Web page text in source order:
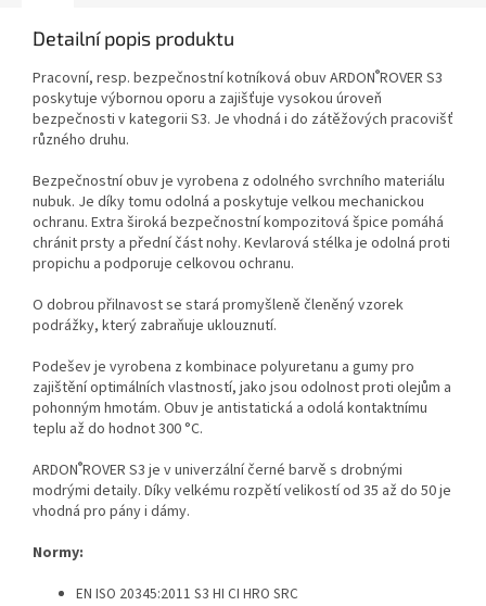
Detailní popis produktu
Pracovní, resp. bezpečnostní kotníková obuv ARDON®ROVER S3
poskytuje výbornou oporu a zajišťuje vysokou úroveň
bezpečnosti v kategorii S3. Je vhodná i do zátěžových pracovišť
různého druhu.
Bezpečnostní obuv je vyrobena z odolného svrchního materiálu
nubuk. Je díky tomu odolná a poskytuje velkou mechanickou
ochranu. Extra široká bezpečnostní kompozitová špice pomáhá
chránit prsty a přední část nohy. Kevlarová stélka je odolná proti
propichu a podporuje celkovou ochranu.
O dobrou přilnavost se stará promyšleně členěný vzorek
podrážky, který zabraňuje uklouznutí.
Podešev je vyrobena z kombinace polyuretanu a gumy pro
zajištění optimálních vlastností, jako jsou odolnost proti olejům a
pohonným hmotám. Obuv je antistatická a odolá kontaktnímu
teplu až do hodnot 300 °C.
ARDON®ROVER S3 je v univerzální černé barvě s drobnými
modrými detaily. Díky velkému rozpětí velikostí od 35 až do 50 je
vhodná pro pány i dámy.
Normy:
EN ISO 20345:2011 S3 HI CI HRO SRC